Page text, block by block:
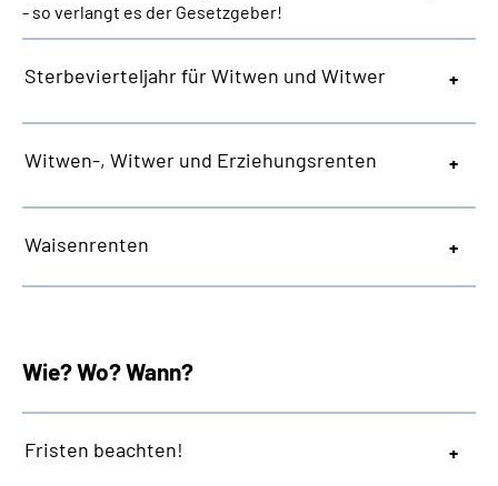
- so verlangt es der Gesetzgeber!
Sterbevierteljahr für Witwen und Witwer
Witwen-, Witwer und Erziehungsrenten
Waisenrenten
Wie? Wo? Wann?
Fristen beachten!